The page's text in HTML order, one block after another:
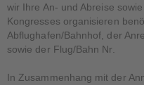
wir Ihre An- und Abreise
Kongresses organisieren
Abflughafen/Bahnhof, der
sowie der Flug/Bahn Nr.
In Zusammenhang mit der